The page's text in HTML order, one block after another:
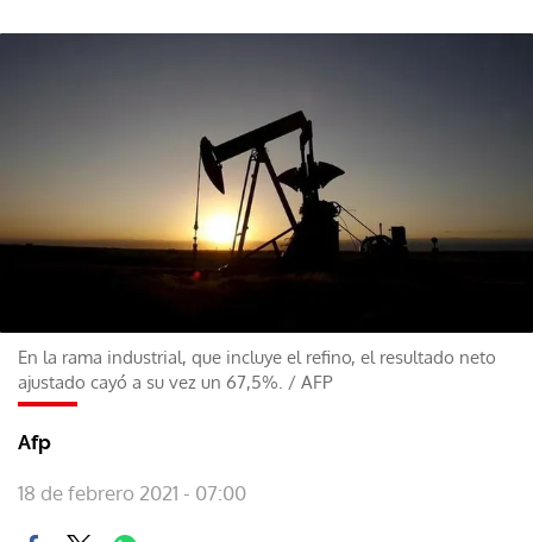
En la rama industrial, que incluye el refino, el resultado neto
ajustado cayó a su vez un 67,5%. / AFP
Afp
18 de febrero 2021 - 07:00